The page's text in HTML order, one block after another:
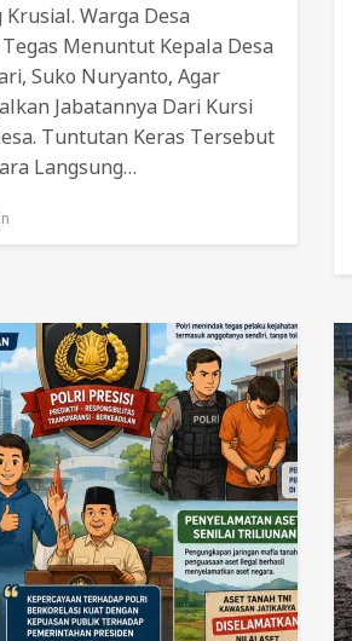
Warga Desa
Menuntut Kepala Desa
Suko Nuryanto, Agar
Jabatannya Dari Kursi
Tuntutan Keras Tersebut
Langsung…